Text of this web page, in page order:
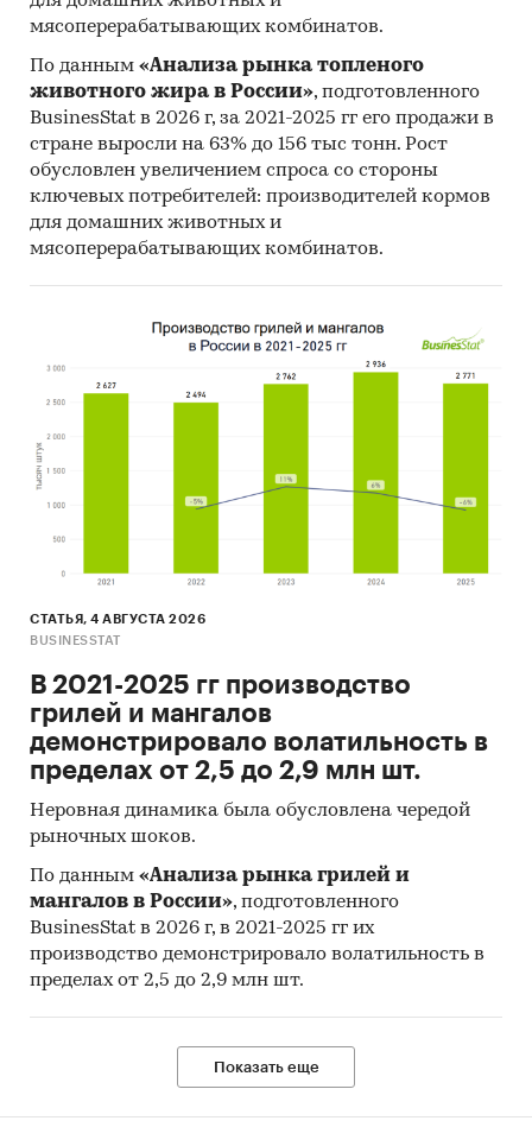
Хлорид лития
Химические элементы
мясоперерабатывающих комбинатов.
По данным «Анализа рынка топленого
животного жира в России», подготовленного
BusinesStat в 2026 г, за 2021-2025 гг его продажи в
стране выросли на 63% до 156 тыс тонн. Рост
обусловлен увеличением спроса со стороны
ключевых потребителей: производителей кормов
для домашних животных и
мясоперерабатывающих комбинатов.
СТАТЬЯ, 4 АВГУСТА 2026
BUSINESSTAT
В 2021-2025 гг производство
грилей и мангалов
демонстрировало волатильность в
пределах от 2,5 до 2,9 млн шт.
Неровная динамика была обусловлена чередой
рыночных шоков.
По данным «Анализа рынка грилей и
мангалов в России», подготовленного
BusinesStat в 2026 г, в 2021-2025 гг их
производство демонстрировало волатильность в
пределах от 2,5 до 2,9 млн шт.
Показать еще